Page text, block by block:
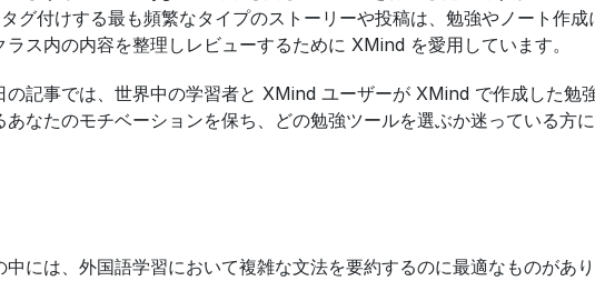
グ付けする最も頻繁なタイプのストーリーや投稿は、勉強やノート作成
ラス内の内容を整理しレビューするために XMind を愛用しています。
の記事では、世界中の学習者と XMind ユーザーが XMind で作成した勉
あなたのモチベーションを保ち、どの勉強ツールを選ぶか迷っている方
には、外国語学習において複雑な文法を要約するのに最適なものがあり